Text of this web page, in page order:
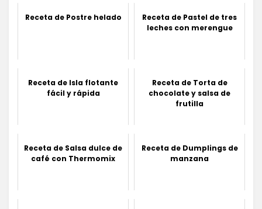
Receta de Postre helado
Receta de Pastel de tres
leches con merengue
Receta de Isla flotante
fácil y rápida
Receta de Torta de
chocolate y salsa de
frutilla
Receta de Salsa dulce de
café con Thermomix
Receta de Dumplings de
manzana